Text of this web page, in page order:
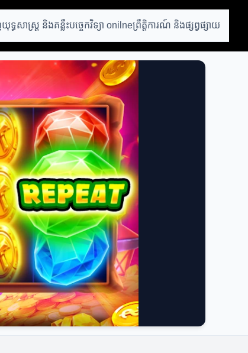
យុទ្ធសាស្ត្រ និងគន្លឹះបច្ចេកវិទ្យា onilneព្រឹត្តិការណ៍ និងផ្សព្វផ្សាយ